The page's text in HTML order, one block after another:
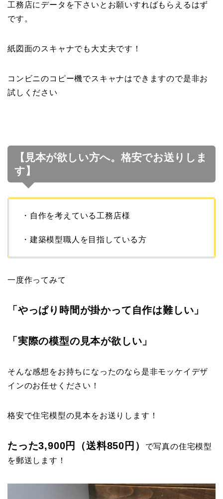
工務店にデータを下さいとお願いすればもらえるはず
です。
紙図面のスキャナでも大丈夫です！
コンビニのコピー機でスキャナはできますので是非お
試しください
【見本が欲しい方へ。格安でお送りしま
す】
・自作を考えている工務店様
・建築模型職人を目指している方
一度作ってみて
「やっぱり時間が掛かって自作は難しい」
「実際の模型の見本が欲しい」
そんな感想をお持ちになったのなら是非モッケイデザ
インのお任せください！
格安で住宅模型の見本をお送りします！
たった3,900円（送料850円）
で写真の住宅模型
を郵送します！